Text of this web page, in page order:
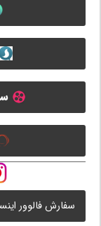
سفارش فالوور